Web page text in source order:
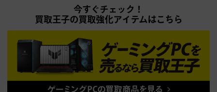
今すぐチェック！
買取王子の買取強化アイテムはこちら